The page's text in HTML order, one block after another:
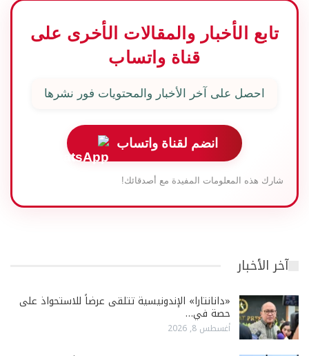
تابع الأخبار والمقالات الأخرى على
قناة واتساب
احصل على آخر الأخبار والمحتويات فور نشرها
انضم لقناة واتساب
شارك هذه المعلومات المفيدة مع أصدقائك!
آخر الأخبار
«دانانتارا» الإندونيسية تتلقى عرضاً للاستحواذ على
حصة في…
أغسطس 8, 2026